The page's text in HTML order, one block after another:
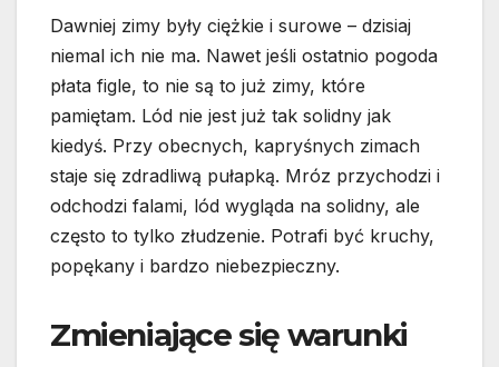
Dawniej zimy były ciężkie i surowe – dzisiaj
niemal ich nie ma. Nawet jeśli ostatnio pogoda
płata figle, to nie są to już zimy, które
pamiętam. Lód nie jest już tak solidny jak
kiedyś. Przy obecnych, kapryśnych zimach
staje się zdradliwą pułapką. Mróz przychodzi i
odchodzi falami, lód wygląda na solidny, ale
często to tylko złudzenie. Potrafi być kruchy,
popękany i bardzo niebezpieczny.
Zmieniające się warunki